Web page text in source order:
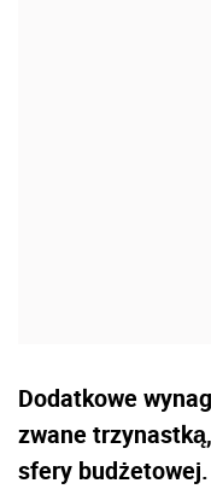
Dodatkowe
zwane
sfery